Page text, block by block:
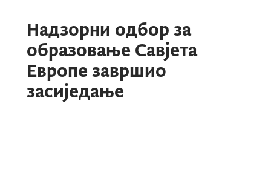
Надзорни одбор за
образовање Савјета
Европе завршио
засиједање